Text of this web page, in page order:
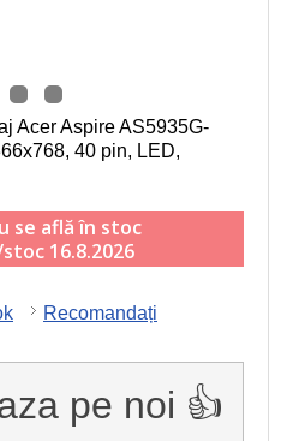
Acer Aspire AS5935G-
40 pin, LED,
se află în stoc
16.8.2026
Recomandați
pe noi 👍